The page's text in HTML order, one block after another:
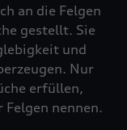
an die Felgen
gestellt. Sie
und
Nur
erfüllen,
nennen.